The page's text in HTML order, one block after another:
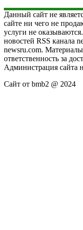
Данный сайт не
сайте ни чего не
услуги не
новостей RSS канала
newsru.com.
ответственность за
Администрация сайта
Сайт от bmb2 @ 2024